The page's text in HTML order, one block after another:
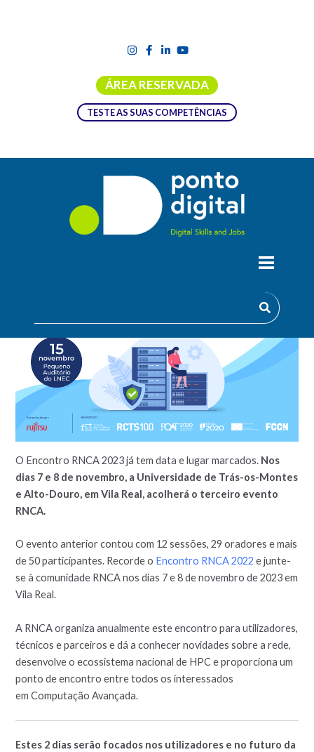
ÁREA RESERVADA
TESTE AS SUAS COMPETÊNCIAS
O Encontro RNCA 2023 já tem data e lugar marcados. Nos
dias 7 e 8 de novembro, a Universidade de Trás-os-Montes
e Alto-Douro, em Vila Real, acolherá o terceiro evento
RNCA.
O evento anterior contou com 12 sessões, 29 oradores e mais
de 50 participantes. Recorde o Encontro RNCA 2022 e junte-
se à comunidade RNCA nos dias 7 e 8 de novembro de 2023 em
Vila Real.
A RNCA organiza anualmente este encontro para utilizadores,
técnicos e parceiros e dá a conhecer novidades sobre a rede,
desenvolve o ecossistema nacional de HPC e proporciona um
ponto de encontro entre todos os interessados
em Computação Avançada.
Estes 2 dias serão focados nos utilizadores e no futuro da